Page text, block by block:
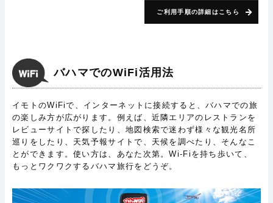
ご利用手順の詳細はこちら
バハマでのWiFi活用法
イモトのWiFiで、インターネットに接続すると、バハマでの旅
の楽しみ方が広がります。例えば、近隣エリアのレストランを
レビューサイトで探したり、地図検索で迷わず様々な観光名所
巡りをしたり、天気予報サイトで、天候を調べたり、そんなこ
とができます。使い方は、あなた次第。Wi-Fiを持ち歩いて、
もっとワクワクするバハマ旅行をどうぞ。